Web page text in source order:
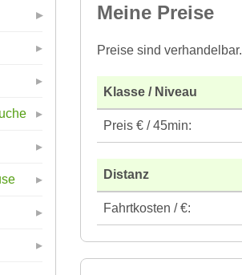
Meine Preise
Preise sind verhandelbar.
Klasse / Niveau
Preis € / 45min:
Distanz
Fahrtkosten / €: